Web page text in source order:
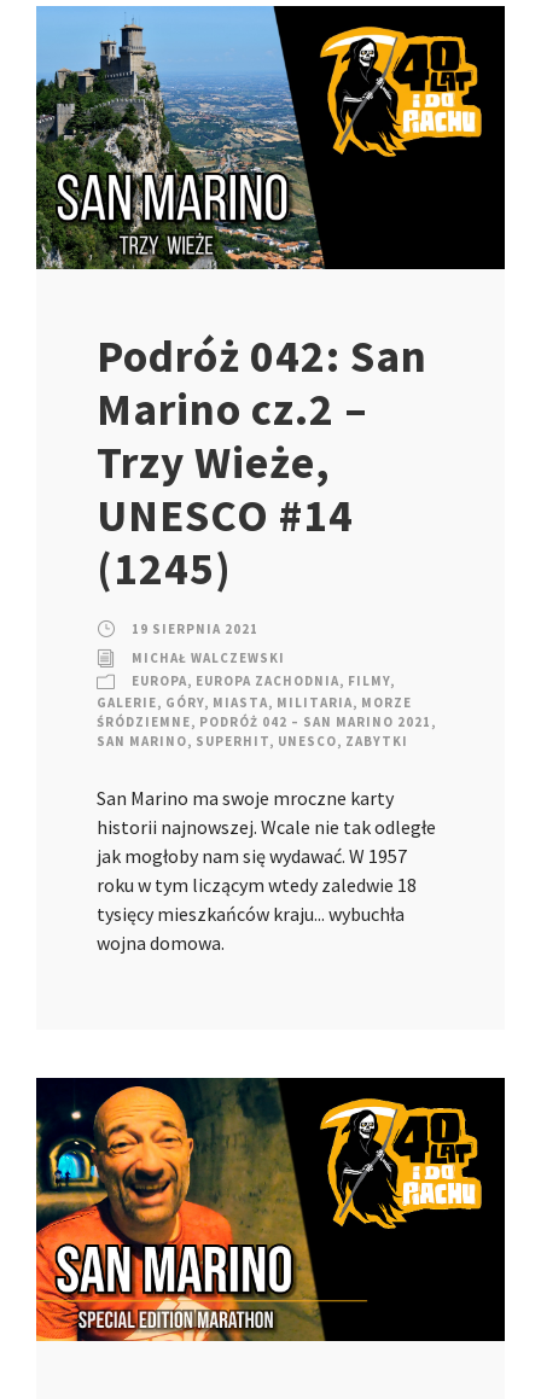
Podróż 042: San
Marino cz.2 –
Trzy Wieże,
UNESCO #14
(1245)
19 SIERPNIA 2021
MICHAŁ WALCZEWSKI
EUROPA, EUROPA ZACHODNIA, FILMY,
GALERIE, GÓRY, MIASTA, MILITARIA, MORZE
ŚRÓDZIEMNE, PODRÓŻ 042 – SAN MARINO 2021 ,
SAN MARINO, SUPERHIT, UNESCO, ZABYTKI
San Marino ma swoje mroczne karty
historii najnowszej. Wcale nie tak odległe
jak mogłoby nam się wydawać. W 1957
roku w tym liczącym wtedy zaledwie 18
tysięcy mieszkańców kraju... wybuchła
wojna domowa.